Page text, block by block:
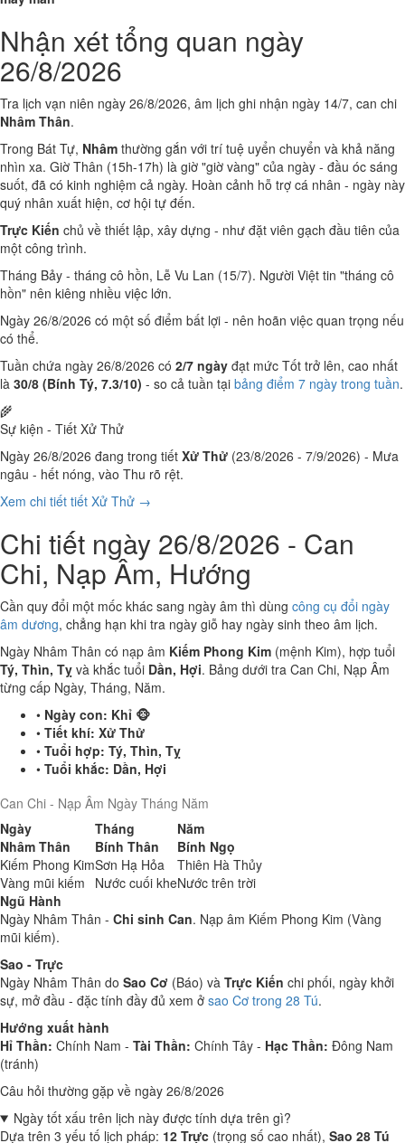
Nhận xét tổng quan ngày
26/8/2026
Tra lịch vạn niên ngày 26/8/2026, âm lịch ghi nhận ngày 14/7, can chi
Nhâm Thân.
Trong Bát Tự, Nhâm thường gắn với trí tuệ uyển chuyển và khả năng
nhìn xa. Giờ Thân (15h-17h) là giờ "giờ vàng" của ngày - đầu óc sáng
suốt, đã có kinh nghiệm cả ngày. Hoàn cảnh hỗ trợ cá nhân - ngày này
quý nhân xuất hiện, cơ hội tự đến.
Trực Kiến chủ về thiết lập, xây dựng - như đặt viên gạch đầu tiên của
một công trình.
Tháng Bảy - tháng cô hồn, Lễ Vu Lan (15/7). Người Việt tin "tháng cô
hồn" nên kiêng nhiều việc lớn.
Ngày 26/8/2026 có một số điểm bất lợi - nên hoãn việc quan trọng nếu
có thể.
Tuần chứa ngày 26/8/2026 có 2/7 ngày đạt mức Tốt trở lên, cao nhất
là 30/8 (Bính Tý, 7.3/10) - so cả tuần tại bảng điểm 7 ngày trong tuần.
🌾
Sự kiện - Tiết Xử Thử
Ngày 26/8/2026 đang trong tiết Xử Thử (23/8/2026 - 7/9/2026) - Mưa
ngâu - hết nóng, vào Thu rõ rệt.
Xem chi tiết tiết Xử Thử →
Chi tiết ngày 26/8/2026 - Can
Chi, Nạp Âm, Hướng
Cần quy đổi một mốc khác sang ngày âm thì dùng công cụ đổi ngày
âm dương, chẳng hạn khi tra ngày giỗ hay ngày sinh theo âm lịch.
Ngày Nhâm Thân có nạp âm Kiếm Phong Kim (mệnh Kim), hợp tuổi
Tý, Thìn, Tỵ và khắc tuổi Dần, Hợi. Bảng dưới tra Can Chi, Nạp Âm
từng cấp Ngày, Tháng, Năm.
• Ngày con: Khỉ 🐵
• Tiết khí: Xử Thử
• Tuổi hợp: Tý, Thìn, Tỵ
• Tuổi khắc: Dần, Hợi
Can Chi - Nạp Âm Ngày Tháng Năm
Ngày
Tháng
Năm
Nhâm Thân
Bính Thân
Bính Ngọ
Kiếm Phong KimSơn Hạ Hỏa
Thiên Hà Thủy
Vàng mũi kiếm
Nước cuối kheNước trên trời
Ngũ Hành
Ngày Nhâm Thân - Chi sinh Can. Nạp âm Kiếm Phong Kim (Vàng
mũi kiếm).
Sao - Trực
Ngày Nhâm Thân do Sao Cơ (Báo) và Trực Kiến chi phối, ngày khởi
sự, mở đầu - đặc tính đầy đủ xem ở sao Cơ trong 28 Tú.
Hướng xuất hành
Hỉ Thần: Chính Nam - Tài Thần: Chính Tây - Hạc Thần: Đông Nam
(tránh)
Câu hỏi thường gặp về ngày 26/8/2026
Ngày tốt xấu trên lịch này được tính dựa trên gì?
Dựa trên 3 yếu tố lịch pháp: 12 Trực (trọng số cao nhất), Sao 28 Tú